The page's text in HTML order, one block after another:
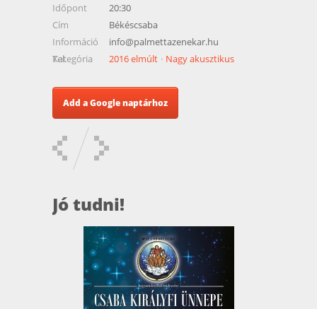
Időpont
20:30
Cím
Békéscsaba
Információ
info@palmettazenekar.hu
Tel.
Kategória 2016 elmúlt Nagy akusztikus
Add a Google naptárhoz
Jó tudni!